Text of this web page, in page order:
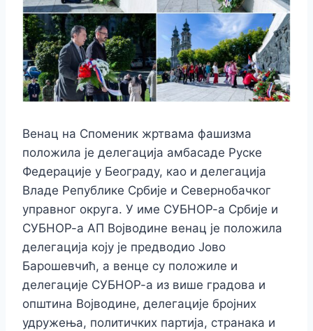
Венац на Споменик жртвама фашизма
положила је делегација амбасаде Руске
Федерације у Београду, као и делегација
Владе Републике Србије и Севернобачког
управног округа. У име СУБНОР-а Србије и
СУБНОР-а АП Војводине венац је положила
делегација коју је предводио Јово
Барошевчић, а венце су положиле и
делегације СУБНОР-а из више градова и
општина Војводине, делегације бројних
удружења, политичких партија, странака и